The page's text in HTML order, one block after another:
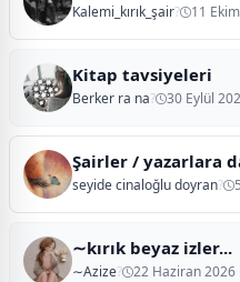
Kalemi_kırık_şair? 11
Kitap tavsiyeleri
Berker ra na? 30 Eylül
Şairler / yazarlara
seyide cinaloğlu doyran?
∼kırık beyaz izler...
∼Azize? 22 Haziran 2026